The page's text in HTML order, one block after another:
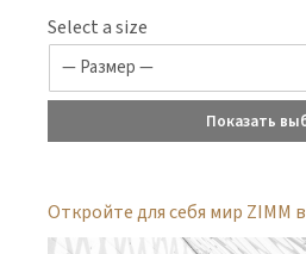
Select a size
Показать
Откройте для себя мир ZIMM